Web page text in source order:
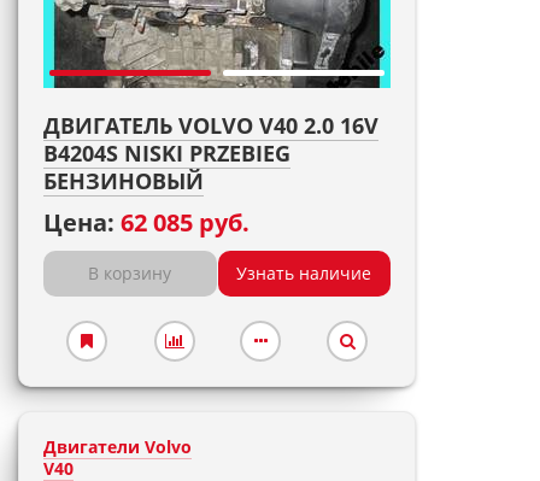
ДВИГАТЕЛЬ VOLVO V40 2.0 16V
B4204S NISKI PRZEBIEG
БЕНЗИНОВЫЙ
Цена: 62 085 руб.
В корзину Узнать наличие
Двигатели Volvo
V40